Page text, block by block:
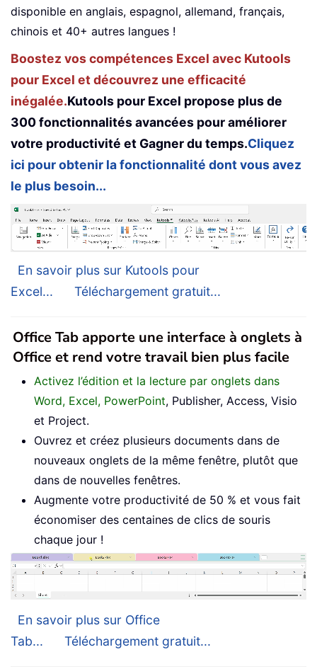
disponible en anglais, espagnol, allemand, français,
chinois et 40+ autres langues !
Boostez vos compétences Excel avec Kutools
pour Excel et découvrez une efficacité
inégalée.Kutools pour Excel propose plus de
300 fonctionnalités avancées pour améliorer
votre productivité et Gagner du temps.Cliquez
ici pour obtenir la fonctionnalité dont vous avez
le plus besoin...
En savoir plus sur Kutools pour
Excel...
Téléchargement gratuit...
Office Tab apporte une interface à onglets à
Office et rend votre travail bien plus facile
Activez l’édition et la lecture par onglets dans
Word, Excel, PowerPoint, Publisher, Access, Visio
et Project.
Ouvrez et créez plusieurs documents dans de
nouveaux onglets de la même fenêtre, plutôt que
dans de nouvelles fenêtres.
Augmente votre productivité de 50 % et vous fait
économiser des centaines de clics de souris
chaque jour !
En savoir plus sur Office
Tab...
Téléchargement gratuit...